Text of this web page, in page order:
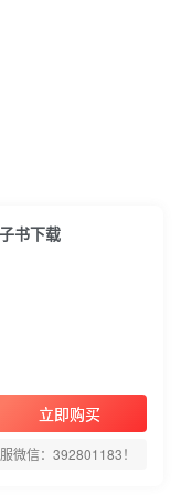
书下载
立即购买
微信：392801183！